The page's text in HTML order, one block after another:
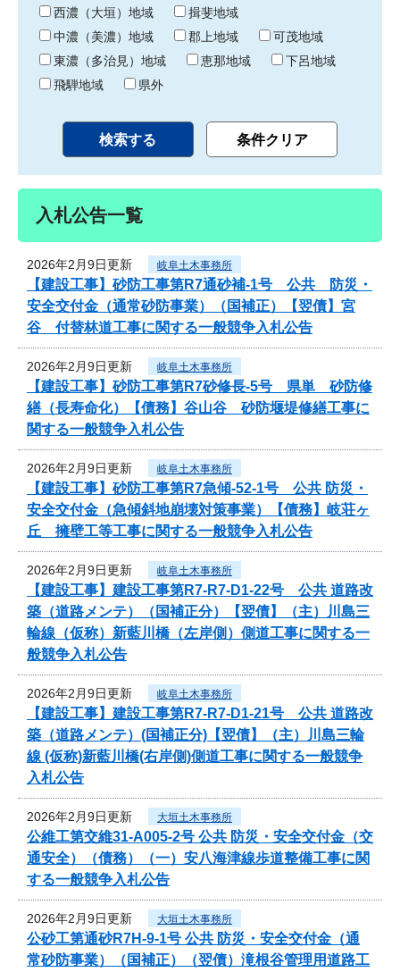
り 西濃（大垣）地域
揖斐地域
中濃（美濃）地域
郡上地域
可茂地域
東濃（多治見）地域
恵那地域
下呂地域
飛騨地域
県外
入札公告一覧
2026年2月9日更新 岐阜土木事務所
【建設工事】砂防工事第R7通砂補-1号 公共 防災・
安全交付金（通常砂防事業）（国補正）【翌債】宮
谷 付替林道工事に関する一般競争入札公告
2026年2月9日更新 岐阜土木事務所
【建設工事】砂防工事第R7砂修長-5号 県単 砂防修
繕（長寿命化）【債務】谷山谷 砂防堰堤修繕工事に
関する一般競争入札公告
2026年2月9日更新 岐阜土木事務所
【建設工事】砂防工事第R7急傾-52-1号 公共 防災・
安全交付金（急傾斜地崩壊対策事業）【債務】岐荘ヶ
丘 擁壁工等工事に関する一般競争入札公告
2026年2月9日更新 岐阜土木事務所
【建設工事】建設工事第R7-R7-D1-22号 公共 道路改
築（道路メンテ）（国補正分）【翌債】（主）川島三
輪線（仮称）新藍川橋（左岸側）側道工事に関する一
般競争入札公告
2026年2月9日更新 岐阜土木事務所
【建設工事】建設工事第R7-R7-D1-21号 公共 道路改
築（道路メンテ）(国補正分)【翌債】（主）川島三輪
線 (仮称)新藍川橋(右岸側)側道工事に関する一般競争
入札公告
2026年2月9日更新 大垣土木事務所
公維工第交維31-A005-2号 公共 防災・安全交付金（交
通安全）（債務）（一）安八海津線歩道整備工事に関
する一般競争入札公告
2026年2月9日更新 大垣土木事務所
公砂工第通砂R7H-9-1号 公共 防災・安全交付金（通
常砂防事業）（国補正）（翌債）滝根谷管理用道路工